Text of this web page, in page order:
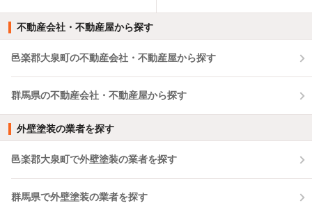
不動産会社・不動産屋から探す
邑楽郡大泉町の不動産会社・不動産屋から探す
群馬県の不動産会社・不動産屋から探す
外壁塗装の業者を探す
邑楽郡大泉町で外壁塗装の業者を探す
群馬県で外壁塗装の業者を探す